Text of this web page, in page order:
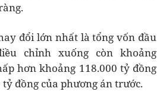
đổi lớn nhất là tổng vốn đầu
chỉnh xuống còn khoảng
hơn khoảng 118.000 tỷ đồng
đồng của phương án trước.